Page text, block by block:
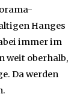
Hanges
immer im
weit oberhalb,
Da werden